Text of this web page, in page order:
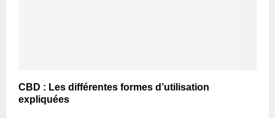
CBD : Les différentes formes d’utilisation
expliquées